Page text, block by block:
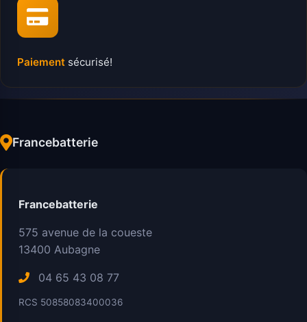
Paiement sécurisé!
Francebatterie
Francebatterie
575 avenue de la coueste
13400 Aubagne
04 65 43 08 77
RCS 50858083400036